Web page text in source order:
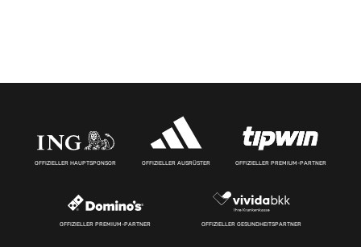
OFFIZIELLER HAUPTSPONSOR OFFIZIELLER AUSRÜSTER OFFIZIELLER PREMIUM-PARTNER
OFFIZIELLER PREMIUM-PARTNER OFFIZIELLER GESUNDHEITSPARTNER